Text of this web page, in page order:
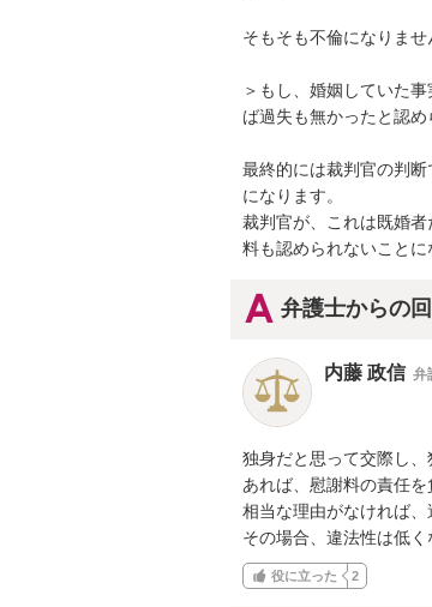
そもそも不倫になりませ
＞もし、婚姻していた
ば過失も無かったと認め
最終的には裁判官の判
になります。
裁判官が、これは既婚
料も認められないことに
弁護士からの
内藤 政信 弁
独身だと思って交際し
あれば、慰謝料の責任を
相当な理由がなければ、
その場合、違法性は低く
役に立った 2